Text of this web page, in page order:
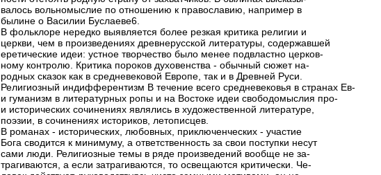
валось вольномыслие по отношению к православию, например в
былине о Василии Буслаеве6.
В фольклоре нередко выявляется более резкая критика религии и
церкви, чем в произведениях древнерусской литературы, содержавшей
еретические идеи: устное творчество было менее подвластно церков-
ному контролю. Критика пороков духовенства - обычный сюжет на-
родных сказок как в средневековой Европе, так и в Древней Руси.
Религиозный индифферентизм В течение всего средневековья в странах Ев-
и гуманизм в литературных ропы и на Востоке идеи свободомыслия про-
и исторических сочинениях являлись в художественной литературе,
поэзии, в сочинениях историков, летописцев.
В романах - исторических, любовных, приключенческих - участие
Бога сводится к минимуму, а ответственность за свои поступки несут
сами люди. Религиозные темы в ряде произведений вообще не за-
трагиваются, а если затрагиваются, то освещаются критически. Че-